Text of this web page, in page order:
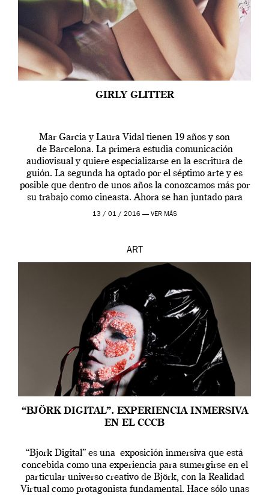
GIRLY GLITTER
Mar Garcia y Laura Vidal tienen 19 años y son
de Barcelona. La primera estudia comunicación
audiovisual y quiere especializarse en la escritura de
guión. La segunda ha optado por el séptimo arte y es
posible que dentro de unos años la conozcamos más por
su trabajo como cineasta. Ahora se han juntado para
contarnos una […]
13 / 01 / 2016 — VER MÁS
ART
“BJÖRK DIGITAL”. EXPERIENCIA INMERSIVA
EN EL CCCB
“Bjork Digital” es una exposición inmersiva que está
concebida como una experiencia para sumergirse en el
particular universo creativo de Björk, con la Realidad
Virtual como protagonista fundamental. Hace sólo unas